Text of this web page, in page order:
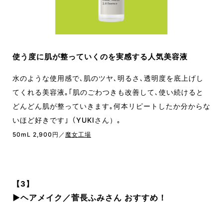
使う度に肌が整っていくのを実感する人気美容液
水のような使用感で､肌のツヤ､明るさ､透明度を底上げし
てくれる美容液｡｢肌のごわつきも改善して､使い続けると
どんどん肌が整っていきます｡何本リピートしたか分からな
いほど好きです｣（YUKIさん）｡
50mL 2,900円／ 魔女工場
【3】
▶︎ヘアメイク／菅長ふみさん おすすめ！